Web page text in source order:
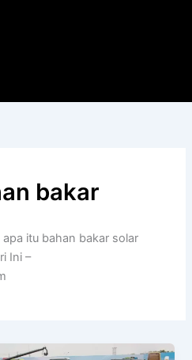
bakar
itu bahan bakar solar
Ini –